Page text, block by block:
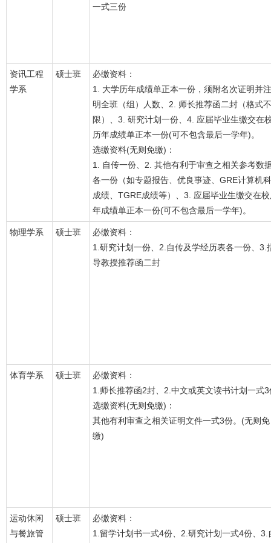
一式三份
资讯工程
学系
硕士班
必缴资料：
1. 大学历年成绩单正本一份，须附名次证明并注
明全班（组）人数、2. 师长推荐函二封（格式不
限）、3. 研究计划一份、4. 应届毕业生缴交在
历年成绩单正本一份(可不包含最后一学年)。
选缴资料(无则免缴)：
1. 自传一份、2. 其他有利于审查之相关参考数
各一份（如专题报告、优良事迹、GRE计算机科
成绩、TGRE成绩等）、3. 应届毕业生缴交在
年成绩单正本一份(可不包含最后一学年)。
物理学系 硕士班
必缴资料：
1.研究计划一份、2.自传及学经历表各一份、3.
导教授推荐函二封
体育学系 硕士班
必缴资料：
1.师长推荐函2封、2.中文或英文读书计划一式3
选缴资料(无则免缴)：
其他有利审查之相关证明文件一式3份。(无则免
缴)
运动休闲
与餐旅管
硕士班
必缴资料：
1.留学计划书一式4份、2.研究计划一式4份、3.